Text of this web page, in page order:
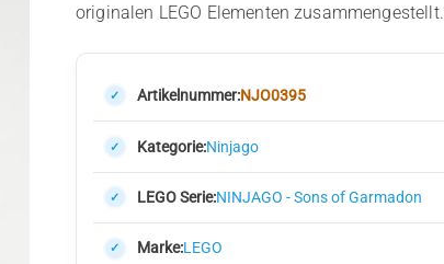
originalen LEGO Elementen zusammengestellt.
Artikelnummer:NJO0395
Kategorie:Ninjago
LEGO Serie:NINJAGO - Sons of Garmadon
Marke:LEGO